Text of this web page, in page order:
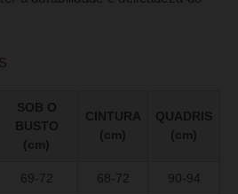
SOB O
BUSTO
(cm)
CINTURA
(cm)
QUADRIS
(cm)
69-72 68-72 90-94